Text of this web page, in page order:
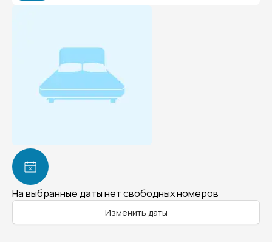
На выбранные даты нет свободных номеров
Изменить даты